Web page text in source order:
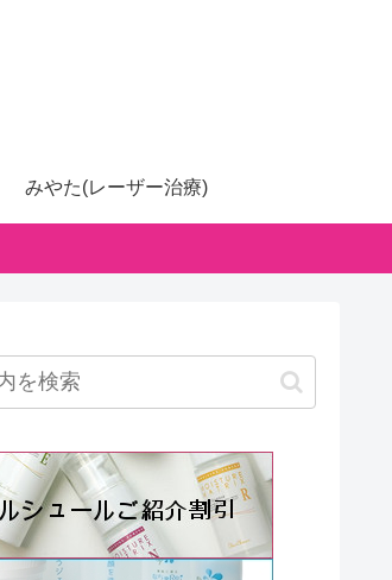
みやた(レーザー治療)